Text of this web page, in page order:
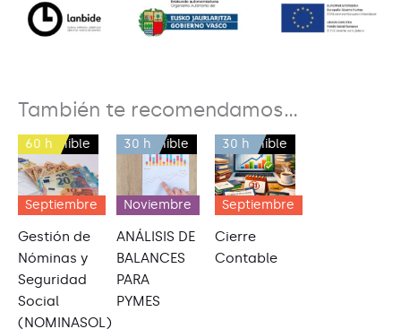
También te recomendamos…
Septiembre
Disponible
60 h
Gestión de
Nóminas y
Seguridad
Social
(NOMINASOL)
Noviembre
Disponible
30 h
ANÁLISIS DE
BALANCES
PARA
PYMES
Septiembre
Disponible
30 h
Cierre
Contable